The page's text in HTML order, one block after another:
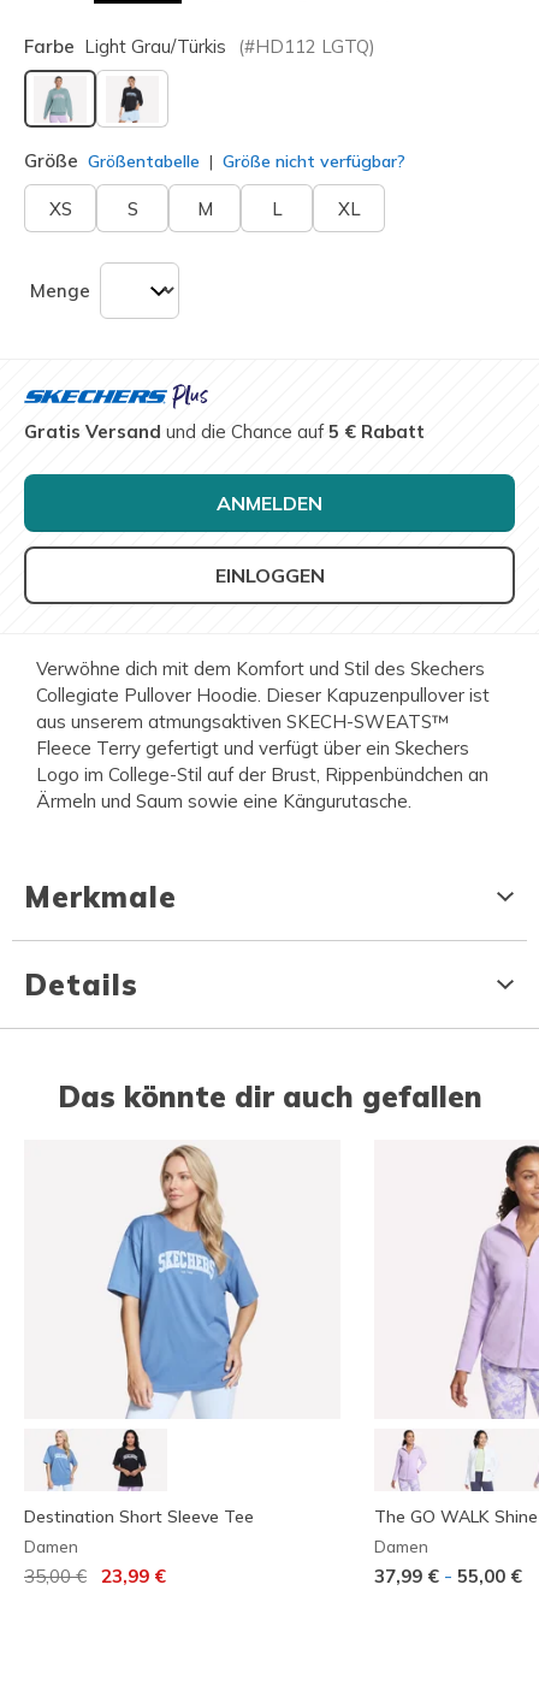
Farbe Light Grau/türkis (#HD112 LGTQ)
ausgewählt
Größe Größentabelle Größe nicht verfügbar?
XS S M L XL
Menge
Gratis Versand und die Chance auf5 € Rabatt
ANMELDEN
EINLOGGEN
Verwöhne dich mit dem Komfort und Stil des Skechers
Collegiate Pullover Hoodie. Dieser Kapuzenpullover ist
aus unserem atmungsaktiven SKECH-SWEATS™
Fleece Terry gefertigt und verfügt über ein Skechers
Logo im College-Stil auf der Brust, Rippenbündchen an
Ärmeln und Saum sowie eine Kängurutasche.
Merkmale
Details
Das könnte dir auch gefallen
Destination Short Sleeve Tee
Damen
Reduziert von
35,00 € auf
23,99 €
The GO WALK
Damen
37,99 € - 55,00 €